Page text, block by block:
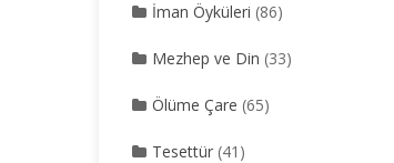
İman Öyküleri (86)
Mezhep ve Din (33)
Ölüme Çare (65)
Tesettür(41)